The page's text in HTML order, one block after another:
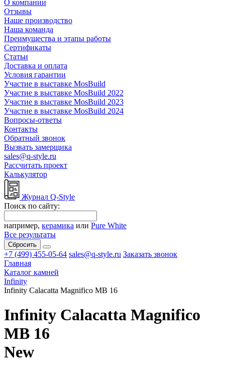
О компании
Отзывы
Наше производство
Наша команда
Преимущества и этапы работы
Сертификаты
Статьи
Доставка и оплата
Условия гарантии
Участие в выставке MosBuild
Участие в выставке MosBuild 2022
Участие в выставке MosBuild 2023
Участие в выставке MosBuild 2024
Вопросы-ответы
Контакты
Обратный звонок
Вызвать замерщика
sales@q-style.ru
Рассчитать проект
Калькулятор
Журнал Q-Style
Поиск по сайту:
например, керамика или Pure White
Все результаты
Сбросить
+7 (499) 455-05-64 sales@q-style.ru Заказать звонок
Главная
Каталог камней
Infinity
Infinity Calacatta Magnifico MB 16
Infinity Calacatta Magnifico
MB 16
New